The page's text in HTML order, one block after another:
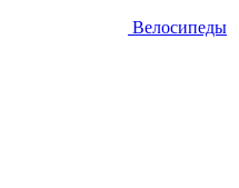
Велосипеды